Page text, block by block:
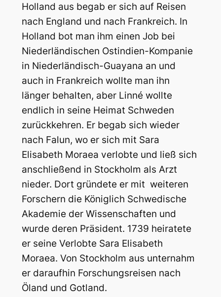
Holland aus begab er sich auf Reisen
nach England und nach Frankreich. In
Holland bot man ihm einen Job bei
Niederländischen Ostindien-Kompanie
in Niederländisch-Guayana an und
auch in Frankreich wollte man ihn
länger behalten, aber Linné wollte
endlich in seine Heimat Schweden
zurückkehren. Er begab sich wieder
nach Falun, wo er sich mit Sara
Elisabeth Moraea verlobte und ließ sich
anschließend in Stockholm als Arzt
nieder. Dort gründete er mit weiteren
Forschern die Königlich Schwedische
Akademie der Wissenschaften und
wurde deren Präsident. 1739 heiratete
er seine Verlobte Sara Elisabeth
Moraea. Von Stockholm aus unternahm
er daraufhin Forschungsreisen nach
Öland und Gotland.